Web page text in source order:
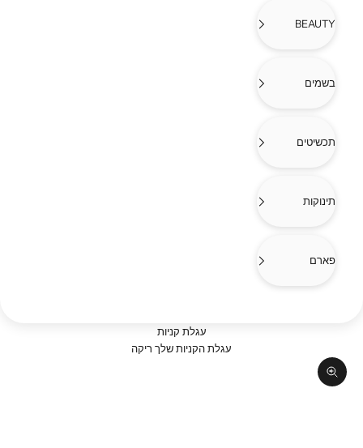
BEAUTY
בשמים
תכשיטים
תינוקות
פארם
עגלת קניות
עגלת הקניות שלך ריקה
תקריב